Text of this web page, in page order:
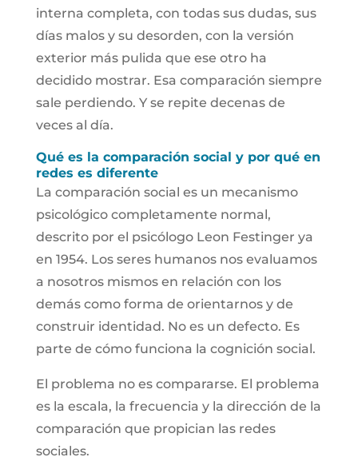
interna completa, con todas sus dudas, sus
días malos y su desorden, con la versión
exterior más pulida que ese otro ha
decidido mostrar. Esa comparación siempre
sale perdiendo. Y se repite decenas de
veces al día.
Qué es la comparación social y por qué en
redes es diferente
La comparación social es un mecanismo
psicológico completamente normal,
descrito por el psicólogo Leon Festinger ya
en 1954. Los seres humanos nos evaluamos
a nosotros mismos en relación con los
demás como forma de orientarnos y de
construir identidad. No es un defecto. Es
parte de cómo funciona la cognición social.
El problema no es compararse. El problema
es la escala, la frecuencia y la dirección de la
comparación que propician las redes
sociales.